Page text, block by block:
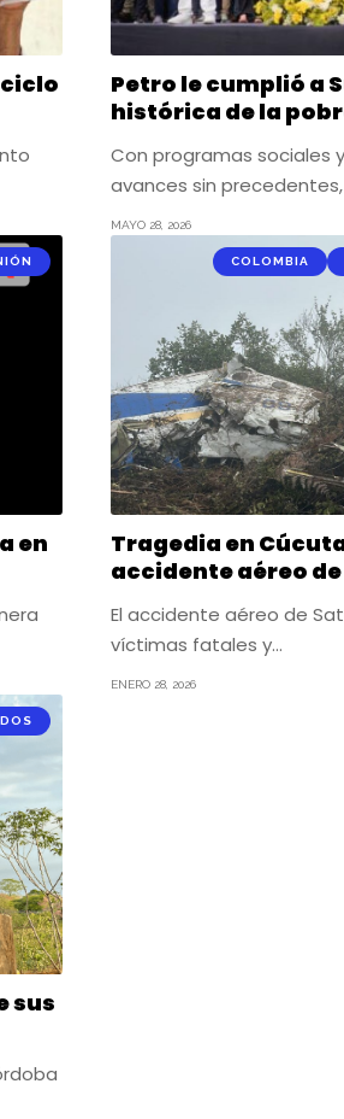
Petro le cumplió a
histórica de la
Con programas sociales
avances sin
MAYO 28, 2026
en
COLOMBIA
Tragedia en
accidente aéreo
El accidente aéreo de
víctimas fatales y…
ENERO 28, 2026
sus